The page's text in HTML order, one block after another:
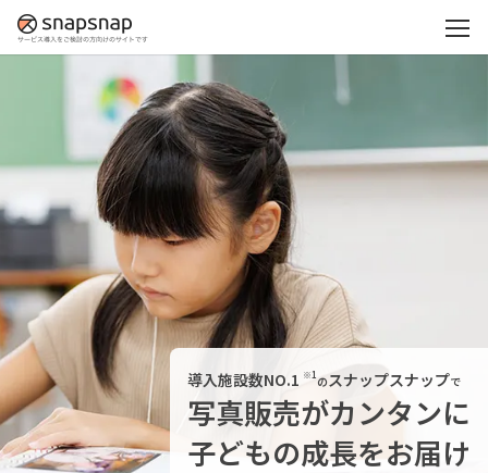
導入施設数NO.1 のスナップスナップで
写真販売がカンタンに
子どもの成長をお届け